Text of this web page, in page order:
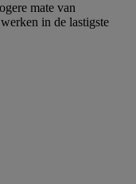
mate van
in de lastigste